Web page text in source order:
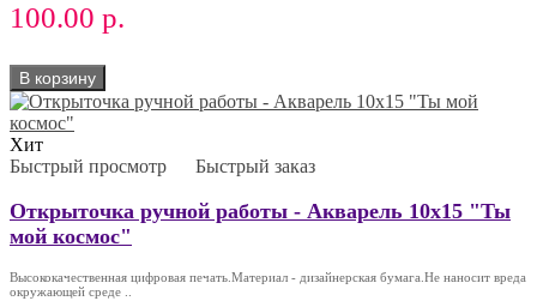
100.00 р.
В корзину
Хит
Быстрый просмотр
Быстрый заказ
Открыточка ручной работы - Акварель 10х15 "Ты
мой космос"
Высококачественная цифровая печать.Материал - дизайнерская бумага.Не наносит вреда
окружающей среде ..